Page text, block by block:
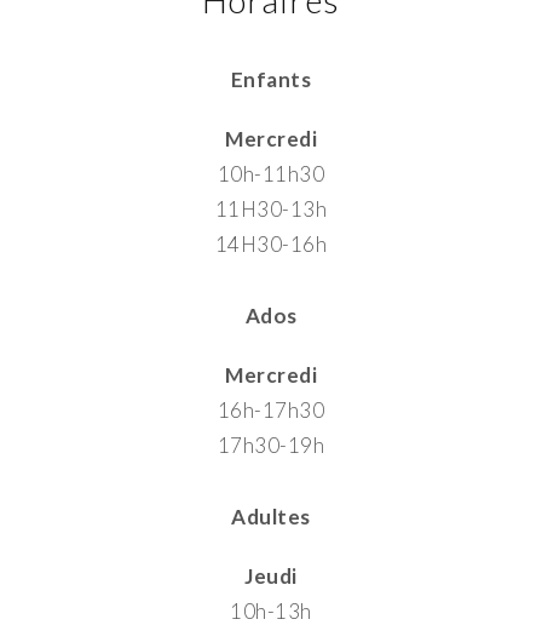
Enfants
Mercredi
10h-11h30
11H30-13h
14H30-16h
Ados
Mercredi
16h-17h30
17h30-19h
Adultes
Jeudi
10h-13h